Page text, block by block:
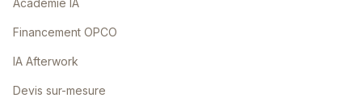
Académie IA
Financement OPCO
IA Afterwork
Devis sur-mesure